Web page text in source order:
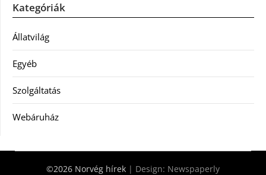
Kategóriák
Állatvilág
Egyéb
Szolgáltatás
Webáruház
©2026 Norvég hírek | Design: Newspaperly